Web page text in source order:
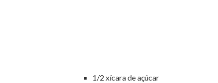
1/2 xícara de açúcar